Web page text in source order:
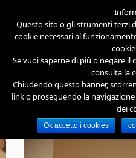
Enoteca-Wine-Corner-
Pubblicato Novembre 22, 2018 La
Questo sito o gli strumenti terzi
cookie necessari al
Se vuoi saperne di più o negare il
consulta la
Chiudendo questo banner,
link o proseguendo la
dei
Ok accetto i cookies